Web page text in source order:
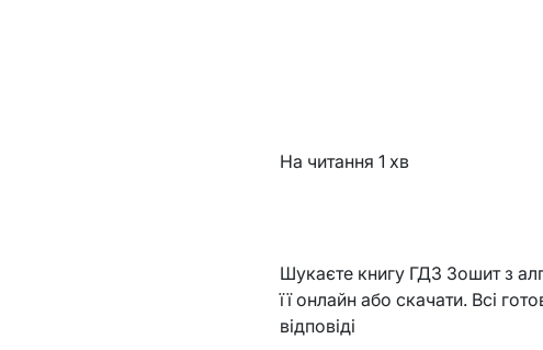
На читання 1 хв
Шукаєте книгу ГДЗ Зошит з
її онлайн або скачати. Всі
відповіді